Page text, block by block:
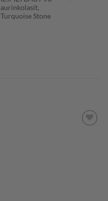
aurinkolasit,
Turquoise Stone